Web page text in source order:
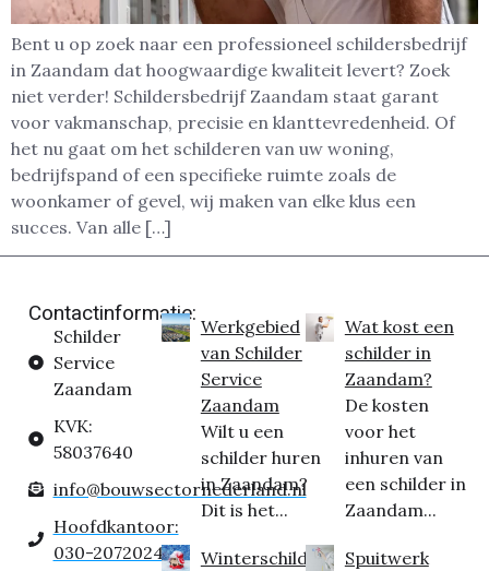
Bent u op zoek naar een professioneel schildersbedrijf
in Zaandam dat hoogwaardige kwaliteit levert? Zoek
niet verder! Schildersbedrijf Zaandam staat garant
voor vakmanschap, precisie en klanttevredenheid. Of
het nu gaat om het schilderen van uw woning,
bedrijfspand of een specifieke ruimte zoals de
woonkamer of gevel, wij maken van elke klus een
succes. Van alle […]
Contactinformatie:
Schilder
Service
Zaandam
KVK:
58037640
info@bouwsectornederland.nl
Hoofdkantoor:
030-2072024
Werkgebied
van Schilder
Service
Zaandam
Wilt u een
schilder huren
in Zaandam?
Dit is het...
Winterschilder
Wat kost een
schilder in
Zaandam?
De kosten
voor het
inhuren van
een schilder in
Zaandam...
Spuitwerk